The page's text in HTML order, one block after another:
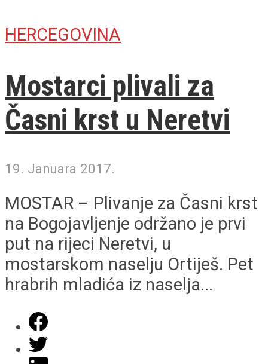
HERCEGOVINA
Mostarci plivali za
Časni krst u Neretvi
19. Januara 2017.
MOSTAR – Plivanje za Časni krst
na Bogojavljenje održano je prvi
put na rijeci Neretvi, u
mostarskom naselju Ortiješ. Pet
hrabrih mladića iz naselja...